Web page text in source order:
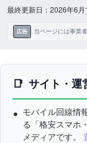
最終更新日：2026年6月
広告 当ページには事業
サイト・運
モバイル回線情
る「格安スマホ
メディアです。